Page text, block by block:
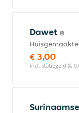
Dawet
€ 3,00
incl. statiegeld (€